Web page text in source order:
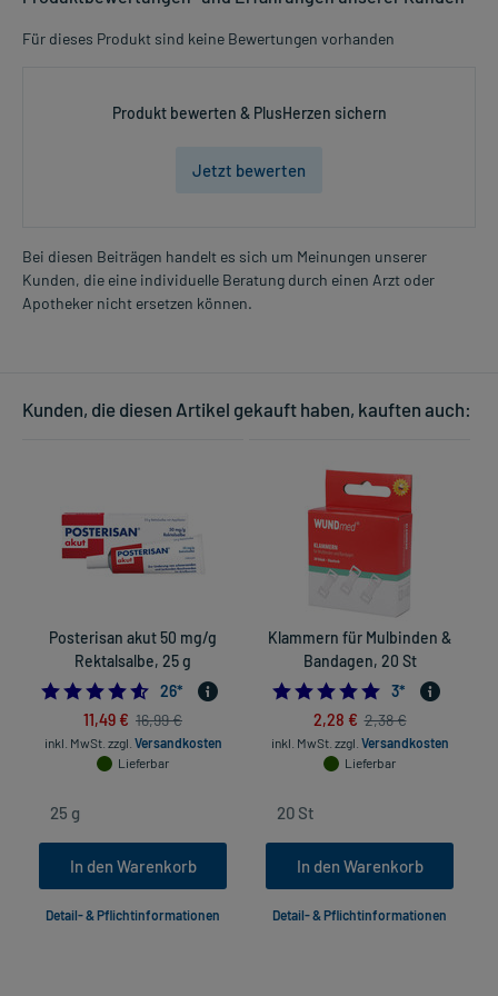
Für dieses Produkt sind keine Bewertungen vorhanden
Produkt bewerten & PlusHerzen sichern
Jetzt bewerten
Bei diesen Beiträgen handelt es sich um Meinungen unserer
Kunden, die eine individuelle Beratung durch einen Arzt oder
Apotheker nicht ersetzen können.
Kunden, die diesen Artikel gekauft haben, kauften auch:
Posterisan akut 50 mg/g
Rektalsalbe, 25 g
4.538461538461538
26*
11,49 € 16,99 €
inkl. MwSt. zzgl. Versandkosten
Lieferbar
In den Warenkorb
Detail- & Pflichtinformationen
Klammern für Mulbinden &
Bandagen, 20 St
5.0
3*
2,28 € 2,38 €
inkl. MwSt. zzgl. Versandkosten
Lieferbar
In den Warenkorb
Detail- & Pflichtinformationen